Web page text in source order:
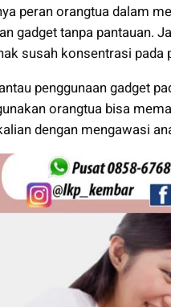
peran orangtua dalam
gadget tanpa pantauan.
susah konsentrasi pada
penggunaan gadget
orangtua bisa
dengan mengawasi